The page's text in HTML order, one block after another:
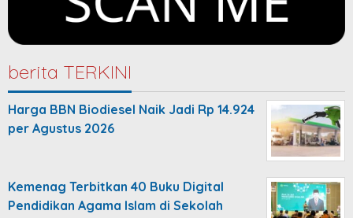
berita TERKINI
Harga BBN Biodiesel Naik Jadi Rp 14.924
per Agustus 2026
Kemenag Terbitkan 40 Buku Digital
Pendidikan Agama Islam di Sekolah